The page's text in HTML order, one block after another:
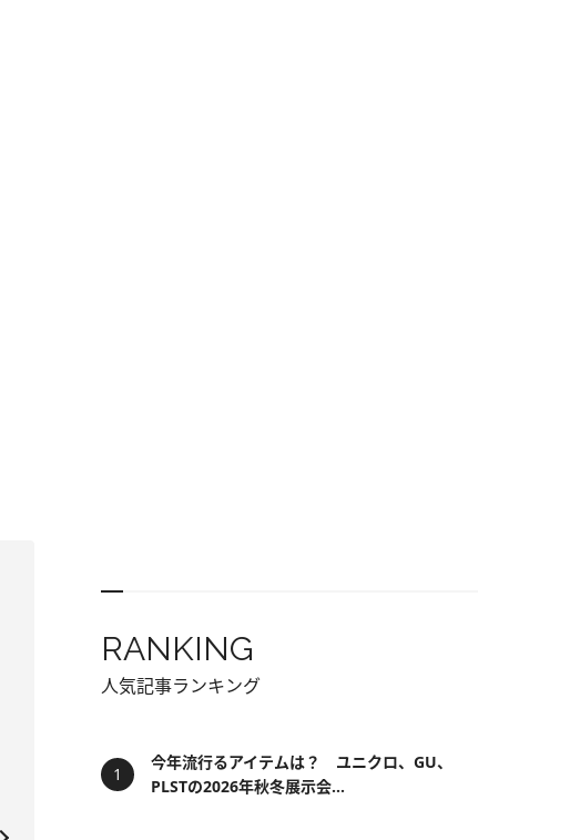
RANKING
人気記事ランキング
今年流行るアイテムは？ ユニクロ、GU、
PLSTの2026年秋冬展示会...